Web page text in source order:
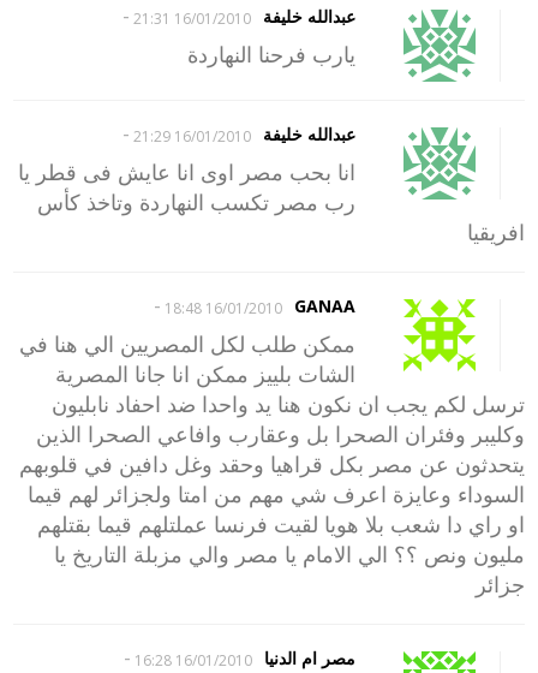
عبدالله خليفة 16/01/2010 21:31
-
يارب فرحنا النهاردة
عبدالله خليفة 16/01/2010 21:29
-
انا بحب مصر اوى انا عايش فى قطر يا
رب مصر تكسب النهاردة وتاخذ كأس
افريقيا
GANAA
16/01/2010 18:48
-
ممكن طلب لكل المصريين الي هنا في
الشات بلييز ممكن انا جانا المصرية
ترسل لكم يجب ان نكون هنا يد واحدا ضد احفاد نابليون
وكليبر وفئران الصحرا بل وعقارب وافاعي الصحرا الذين
يتحدثون عن مصر بكل قراهيا وحقد وغل دافين في قلوبهم
السوداء وعايزة اعرف شي مهم من امتا ولجزائر لهم قيما
او راي دا شعب بلا هويا لقيت فرنسا عملتلهم قيما بقتلهم
مليون ونص ؟؟ الي الامام يا مصر والي مزبلة التاريخ يا
جزائر
مصر ام الدنيا 16/01/2010 16:28
-